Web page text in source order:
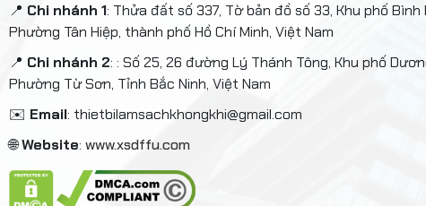
📍 Chi nhánh 1: Thửa đất số 337, Tờ bản đồ số 33, Khu phố Bình
Phường Tân Hiệp, thành phố Hồ Chí Minh, Việt Nam
📍 Chi nhánh 2: : Số 25, 26 đường Lý Thánh Tông, Khu phố
Phường Từ Sơn, Tỉnh Bắc Ninh, Việt Nam
✉️ Email: thietbilamsachkhongkhi@gmail.com
🌐Website: www.xsdffu.com